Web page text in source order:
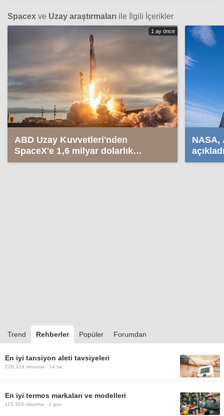
Spacex ve Uzay araştırmaları ile İlgili İçerikler
1 ay önce
ABD Uzay Kuvvetleri'nden
SpaceX'e 1,6 milyar dolarlık
sözleşme
NASA,
Trend Rehberler Popüler Forumdan
En iyi tansiyon aleti tavsiyeleri
228.218 okunma · 14 sa.
En iyi termos markaları ve modelleri
115.320 okunma · 1 gün